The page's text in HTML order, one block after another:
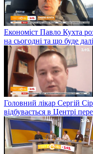
Економіст Павло Кухта
на сьогодні та що буде
Головний лікар Сергій
відбувається в Центрі